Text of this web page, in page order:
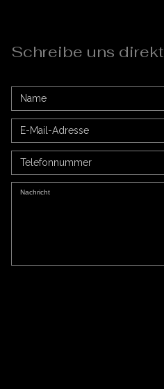
Schreibe uns direkt